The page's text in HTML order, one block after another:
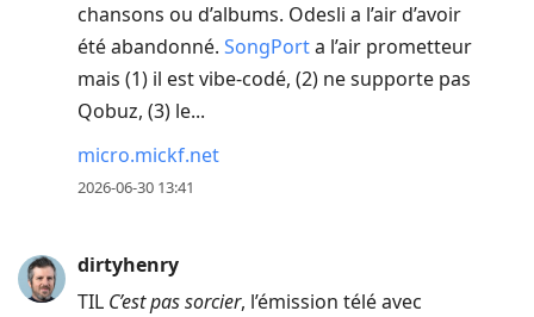
chansons ou d’albums. Odesli a l’air d’avoir
été abandonné. SongPorta l’air prometteur
mais (1) il est vibe-codé, (2) ne supporte pas
Qobuz, (3) le...
micro.mickf.net
2026-06-30 13:41
dirtyhenry
TIL C’est pas sorcier, l’émission télé avec